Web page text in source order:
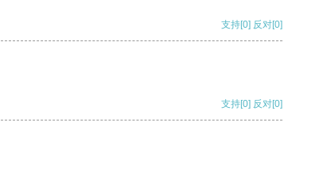
支持[0] 反对[0]
支持[0] 反对[0]